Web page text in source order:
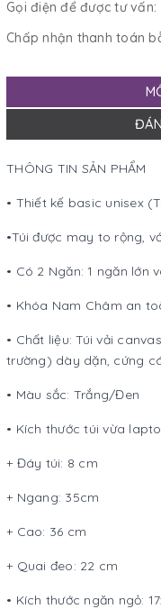
Gọi điện để được tư vấn:
Chấp nhận thanh toán
THÔNG TIN SẢN PHẨM
• Thiết kế basic unisex
•Túi được may to rộng,
• Có 2 Ngăn: 1 ngăn lớn
• Khóa Nam Châm an
• Chất liệu: Túi vải
trường) dày dặn, cứng
• Màu sắc: Trắng/Đen
• Kích thước túi vừa
+ Đáy túi: 8 cm
+ Ngang: 35cm
+ Cao: 36 cm
+ Quai đeo: 22 cm
• Kích thước ngăn ngỏ: